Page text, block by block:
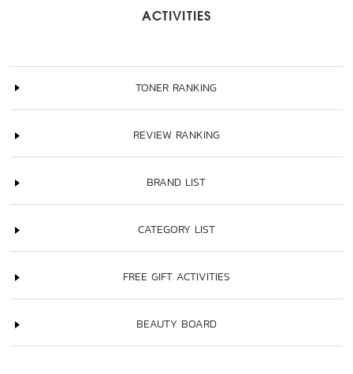
ACTIVITIES
TONER RANKING
REVIEW RANKING
BRAND LIST
CATEGORY LIST
FREE GIFT ACTIVITIES
BEAUTY BOARD